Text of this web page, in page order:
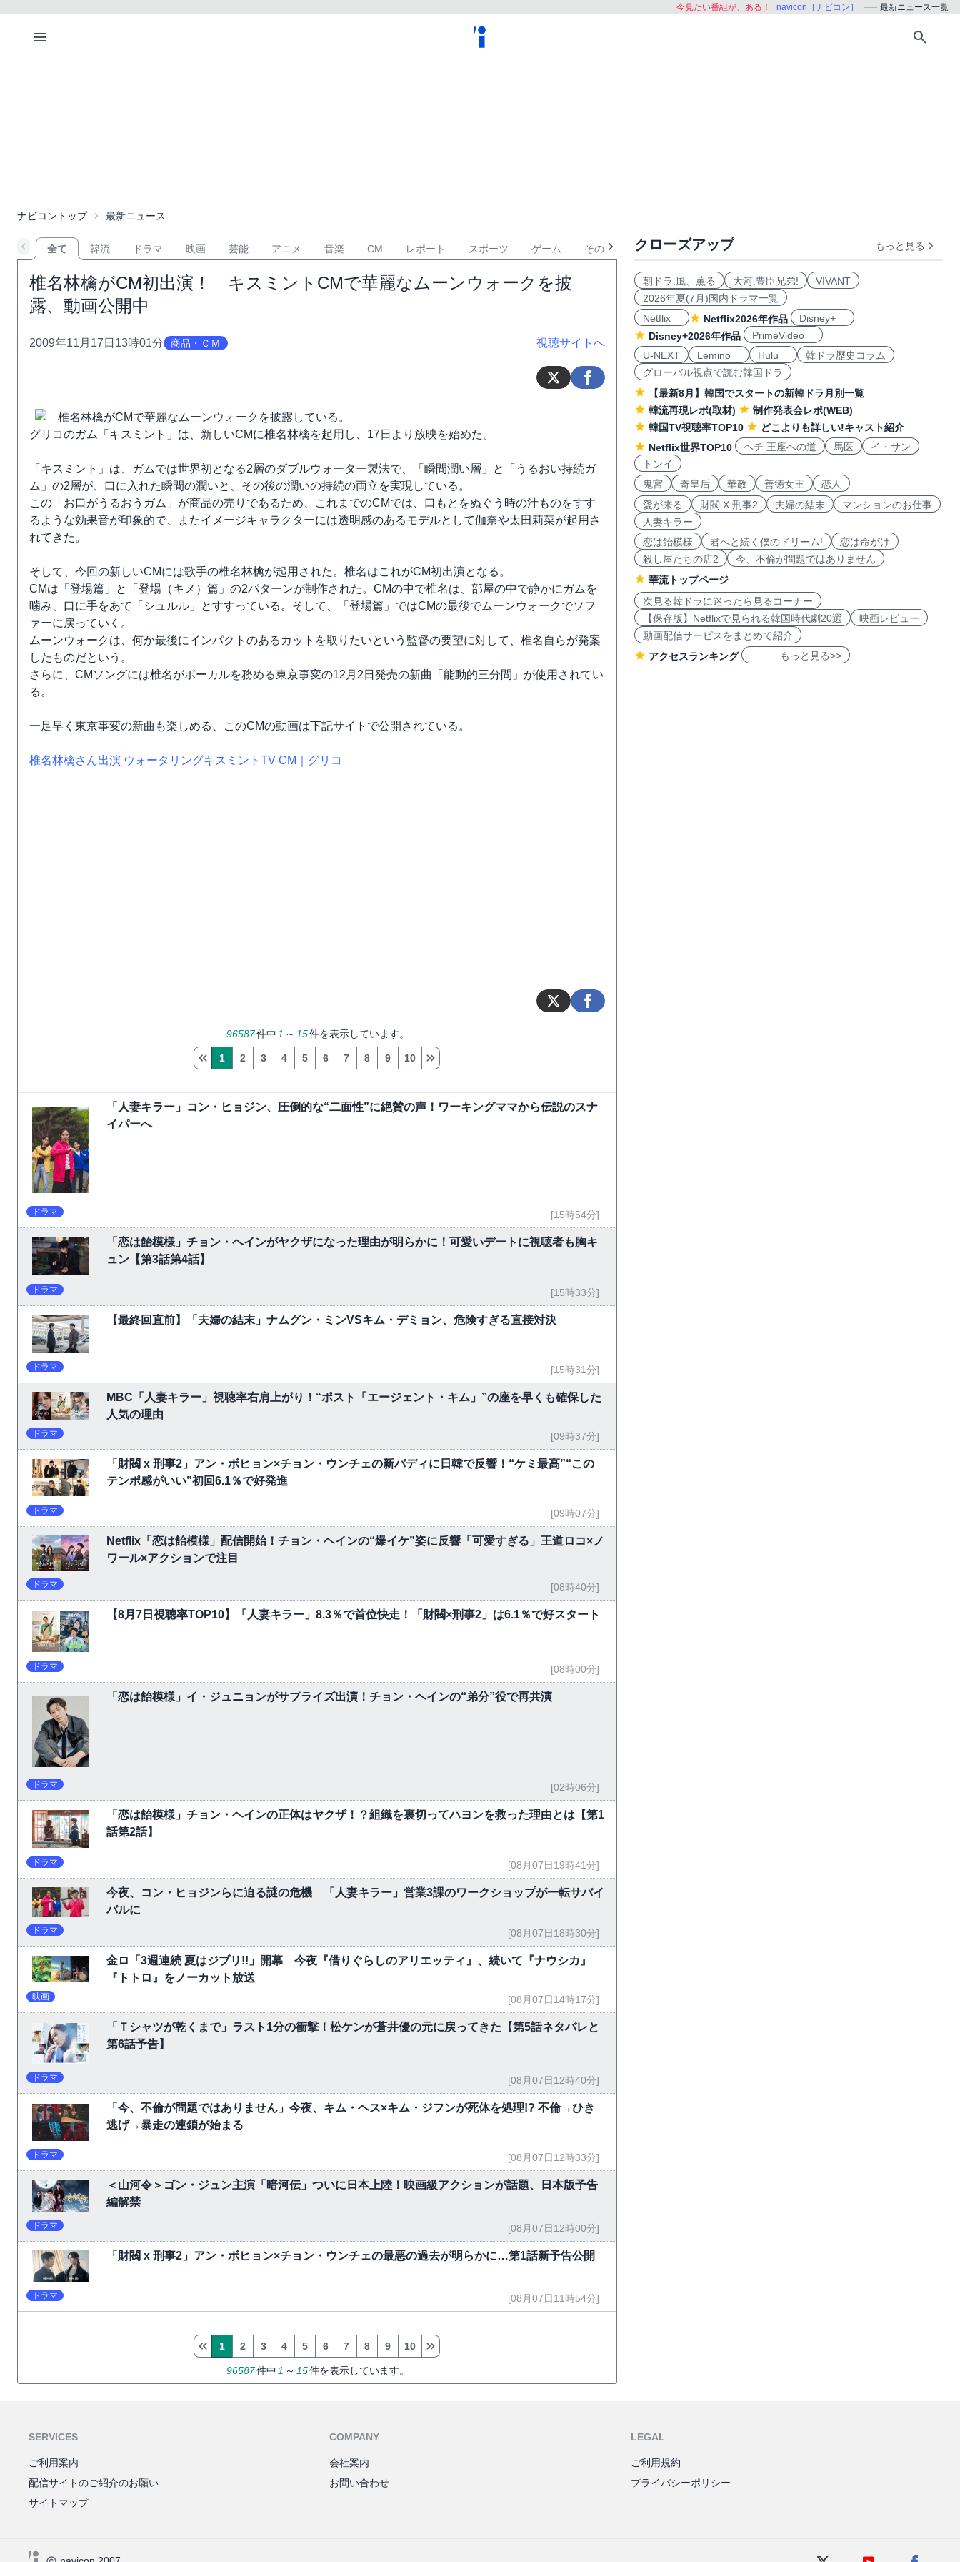
今見たい番組が、ある！ navicon［ナビコン］ 最新ニュース一覧
ナビコントップ 最新ニュース
全て 韓流 ドラマ 映画 芸能 アニメ 音楽 CM レポート スポーツ ゲーム その他
椎名林檎がCM初出演！ キスミントCMで華麗なムーンウォークを披
露、動画公開中
2009年11月17日13時01分 商品・ＣＭ 視聴サイトへ
椎名林檎がCMで華麗なムーンウォークを披露している。
グリコのガム「キスミント」は、新しいCMに椎名林檎を起用し、17日より放映を始めた。
「キスミント」は、ガムでは世界初となる2層のダブルウォーター製法で、「瞬間潤い層」と「うるおい持続ガ
ム」の2層が、口に入れた瞬間の潤いと、その後の潤いの持続の両立を実現している。
この「お口がうるおうガム」が商品の売りであるため、これまでのCMでは、口もとをぬぐう時の汁ものをすす
るような効果音が印象的で、またイメージキャラクターには透明感のあるモデルとして伽奈や太田莉菜が起用さ
れてきた。
そして、今回の新しいCMには歌手の椎名林檎が起用された。椎名はこれがCM初出演となる。
CMは「登場篇」と「登場（キメ）篇」の2パターンが制作された。CMの中で椎名は、部屋の中で静かにガムを
噛み、口に手をあて「シュルル」とすすっている。そして、「登場篇」ではCMの最後でムーンウォークでソフ
ァーに戻っていく。
ムーンウォークは、何か最後にインパクトのあるカットを取りたいという監督の要望に対して、椎名自らが発案
したものだという。
さらに、CMソングには椎名がボーカルを務める東京事変の12月2日発売の新曲「能動的三分間」が使用されてい
る。
一足早く東京事変の新曲も楽しめる、このCMの動画は下記サイトで公開されている。
椎名林檎さん出演 ウォータリングキスミントTV-CM｜グリコ
96587件中 1 ～ 15件を表示しています。
1 2 3 4 5 6 7 8 9 10
「人妻キラー」コン・ヒョジン、圧倒的な“二面性”に絶賛の声！ワーキングママから伝説のスナ
イパーへ
ドラマ [15時54分]
「恋は飴模様」チョン・ヘインがヤクザになった理由が明らかに！可愛いデートに視聴者も胸キ
ュン【第3話第4話】
ドラマ [15時33分]
【最終回直前】「夫婦の結末」ナムグン・ミンVSキム・デミョン、危険すぎる直接対決
ドラマ [15時31分]
MBC「人妻キラー」視聴率右肩上がり！“ポスト「エージェント・キム」”の座を早くも確保した
人気の理由
ドラマ [09時37分]
「財閥 x 刑事2」アン・ボヒョン×チョン・ウンチェの新バディに日韓で反響！“ケミ最高”“この
テンポ感がいい”初回6.1％で好発進
ドラマ [09時07分]
Netflix「恋は飴模様」配信開始！チョン・ヘインの“爆イケ”姿に反響「可愛すぎる」王道ロコ×ノ
ワール×アクションで注目
ドラマ [08時40分]
【8月7日視聴率TOP10】「人妻キラー」8.3％で首位快走！「財閥×刑事2」は6.1％で好スタート
ドラマ [08時00分]
「恋は飴模様」イ・ジュニョンがサプライズ出演！チョン・ヘインの“弟分”役で再共演
ドラマ [02時06分]
「恋は飴模様」チョン・ヘインの正体はヤクザ！？組織を裏切ってハヨンを救った理由とは【第1
話第2話】
ドラマ [08月07日19時41分]
今夜、コン・ヒョジンらに迫る謎の危機 「人妻キラー」営業3課のワークショップが一転サバイ
バルに
ドラマ [08月07日18時30分]
金ロ「3週連続 夏はジブリ!!」開幕 今夜『借りぐらしのアリエッティ』、続いて『ナウシカ』
『トトロ』をノーカット放送
映画 [08月07日14時17分]
「Ｔシャツが乾くまで」ラスト1分の衝撃！松ケンが蒼井優の元に戻ってきた【第5話ネタバレと
第6話予告】
ドラマ [08月07日12時40分]
「今、不倫が問題ではありません」今夜、キム・ヘス×キム・ジフンが死体を処理!? 不倫→ひき
逃げ→暴走の連鎖が始まる
ドラマ [08月07日12時33分]
＜山河令＞ゴン・ジュン主演「暗河伝」ついに日本上陸！映画級アクションが話題、日本版予告
編解禁
ドラマ [08月07日12時00分]
「財閥 x 刑事2」アン・ボヒョン×チョン・ウンチェの最悪の過去が明らかに…第1話新予告公開
ドラマ [08月07日11時54分]
96587件中 1 ～ 15件を表示しています。
1 2 3 4 5 6 7 8 9 10
クローズアップ もっと見る
朝ドラ:風、薫る 大河:豊臣兄弟!
VIVANT
2026年夏(7月)国内ドラマ一覧
Netflix
Netflix2026年作品
Disney+
Disney+2026年作品
PrimeVideo
U-NEXT
Lemino Hulu
韓ドラ歴史コラム
グローバル視点で読む韓国ドラ
【最新8月】韓国でスタートの新韓ドラ月別一覧
韓流再現レポ(取材)
制作発表会レポ(WEB)
韓国TV視聴率TOP10
どこよりも詳しい!キャスト紹介
Netflix世界TOP10
ヘチ 王座への道 馬医
イ・サン
トンイ
鬼宮
奇皇后 華政 善徳女王
恋人
愛が来る
財閥 X 刑事2 夫婦の結末
マンションのお仕事
人妻キラー
恋は飴模様
君へと続く僕のドリーム!
恋は命がけ
殺し屋たちの店2
今、不倫が問題ではありません
華流トップページ
次見る韓ドラに迷ったら見るコーナー
【保存版】Netflixで見られる韓国時代劇20選
映画レビュー
動画配信サービスをまとめて紹介
アクセスランキング
もっと見る>>
SERVICES
ご利用案内
配信サイトのご紹介のお願い
サイトマップ
COMPANY
会社案内
お問い合わせ
LEGAL
ご利用規約
プライバシーポリシー